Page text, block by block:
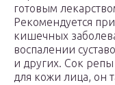
готовым
Рекомендуется
кишечных
воспалении
и других. Сок
для кожи лица, он